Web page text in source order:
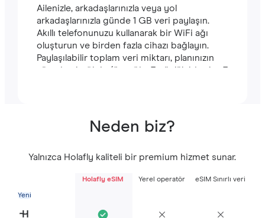
Ailenizle, arkadaşlarınızla veya yol
arkadaşlarınızla günde 1 GB veri paylaşın.
Akıllı telefonunuzu kullanarak bir WiFi ağı
oluşturun ve birden fazla cihazı bağlayın.
Paylaşılabilir toplam veri miktarı, planınızın
süresine bağlıdır (örneğin, 7 günlük bir plan 7
Neden biz?
Yalnızca Holafly kaliteli bir premium hizmet sunar.
Holafly eSIM Yerel operatör eSIM Sınırlı veri
Yeni